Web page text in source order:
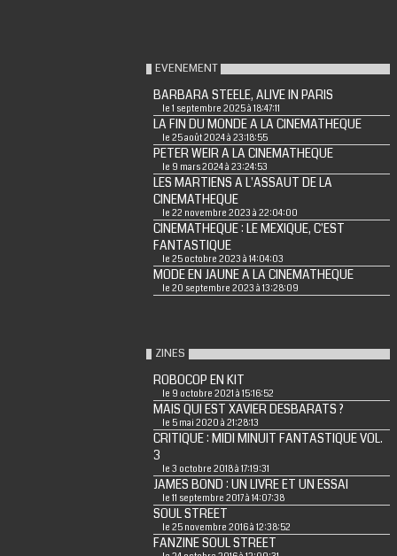
EVENEMENT
BARBARA STEELE, ALIVE IN PARIS
le 1 septembre 2025 à 18:47:11
LA FIN DU MONDE A LA CINEMATHEQUE
le 25 août 2024 à 23:18:55
PETER WEIR A LA CINEMATHEQUE
le 9 mars 2024 à 23:24:53
LES MARTIENS A L'ASSAUT DE LA
CINEMATHEQUE
le 22 novembre 2023 à 22:04:00
CINEMATHEQUE : LE MEXIQUE, C'EST
FANTASTIQUE
le 25 octobre 2023 à 14:04:03
MODE EN JAUNE A LA CINEMATHEQUE
le 20 septembre 2023 à 13:28:09
ZINES
ROBOCOP EN KIT
le 9 octobre 2021 à 15:16:52
MAIS QUI EST XAVIER DESBARATS ?
le 5 mai 2020 à 21:28:13
CRITIQUE : MIDI MINUIT FANTASTIQUE VOL.
3
le 3 octobre 2018 à 17:19:31
JAMES BOND : UN LIVRE ET UN ESSAI
le 11 septembre 2017 à 14:07:38
SOUL STREET
le 25 novembre 2016 à 12:38:52
FANZINE SOUL STREET